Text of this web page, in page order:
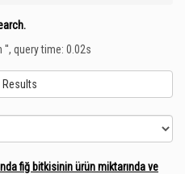
'', query time: 0.02s
Results
fiğ bitkisinin ürün miktarında ve